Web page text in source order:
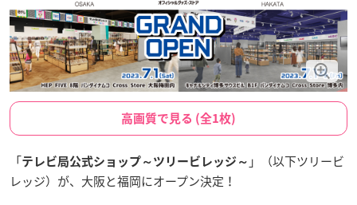
高画質で見る (全1枚)
「テレビ局公式ショップ～ツリービレッジ～ 」（以下ツリービ
レッジ）が、大阪と福岡にオープン決定！